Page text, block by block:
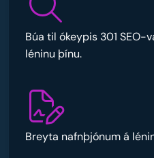
Búa til ókeypis 301
léninu þínu.
Breyta nafnþjónum á